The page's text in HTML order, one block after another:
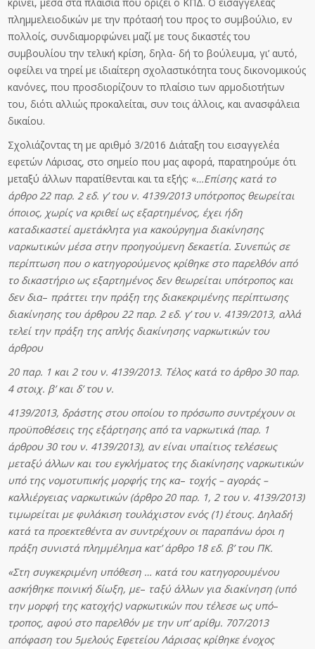
πλημμελειοδικών με την πρότασή του προς το συμβούλιο, εν
πολλοίς, συνδιαμορφώνει μαζί με τους δικαστές του
συμβουλίου την τελική κρίση, δηλα- δή το βούλευμα, γι’ αυτό,
οφείλει να τηρεί με ιδιαίτερη σχολαστικότητα τους δικονομικούς
κανόνες, που προσδιορίζουν το πλαίσιο των αρμοδιοτήτων
του, διότι αλλιώς προκαλείται, συν τοις άλλοις, και ανασφάλεια
δικαίου.
Σχολιάζοντας τη με αριθμό 3/2016 Διάταξη του εισαγγελέα
εφετών Λάρισας, στο σημείο που μας αφορά, παρατηρούμε ότι
μεταξύ άλλων παρατίθενται και τα εξής: «…Επίσης κατά το
άρθρο 22 παρ. 2 εδ. γ’ του ν. 4139/2013 υπότροπος θεωρείται
όποιος, χωρίς να κριθεί ως εξαρτημένος, έχει ήδη
καταδικαστεί αμετάκλητα για κακούργημα διακίνησης
ναρκωτικών μέσα στην προηγούμενη δεκαετία. Συνεπώς σε
περίπτωση που ο κατηγορούμενος κρίθηκε στο παρελθόν από
το δικαστήριο ως εξαρτημένος δεν θεωρείται υπότροπος και
δεν δια– πράττει την πράξη της διακεκριμένης περίπτωσης
διακίνησης του άρθρου 22 παρ. 2 εδ. γ’ του ν. 4139/2013, αλλά
τελεί την πράξη της απλής διακίνησης ναρκωτικών του
άρθρου
20 παρ. 1 και 2 του ν. 4139/2013. Τέλος κατά το άρθρο 30 παρ.
4 στοιχ. β’ και δ’ του ν.
4139/2013, δράστης στου οποίου το πρόσωπο συντρέχουν οι
προϋποθέσεις της εξάρτησης από τα ναρκωτικά (παρ. 1
άρθρου 30 του ν. 4139/2013), αν είναι υπαίτιος τελέσεως
μεταξύ άλλων και του εγκλήματος της διακίνησης ναρκωτικών
υπό της νομοτυπικής μορφής της κα– τοχής – αγοράς –
καλλιέργειας ναρκωτικών (άρθρο 20 παρ. 1, 2 του ν. 4139/2013)
τιμωρείται με φυλάκιση τουλάχιστον ενός (1) έτους. Δηλαδή
κατά τα προεκτεθέντα αν συντρέχουν οι παραπάνω όροι η
πράξη συνιστά πλημμέλημα κατ’ άρθρο 18 εδ. β’ του ΠΚ.
«Στη συγκεκριμένη υπόθεση … κατά του κατηγορουμένου
ασκήθηκε ποινική δίωξη, με– ταξύ άλλων για διακίνηση (υπό
την μορφή της κατοχής) ναρκωτικών που τέλεσε ως υπό–
τροπος, αφού στο παρελθόν με την υπ’ αρίθμ. 707/2013
απόφαση του 5μελούς ΕφετείουΛάρισας κρίθηκε ένοχος